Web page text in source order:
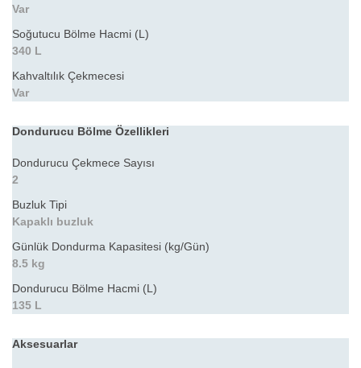
Var
Soğutucu Bölme Hacmi (L)
340 L
Kahvaltılık Çekmecesi
Var
Dondurucu Bölme Özellikleri
Dondurucu Çekmece Sayısı
2
Buzluk Tipi
Kapaklı buzluk
Günlük Dondurma Kapasitesi (kg/Gün)
8.5 kg
Dondurucu Bölme Hacmi (L)
135 L
Aksesuarlar